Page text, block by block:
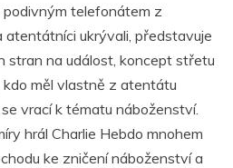
telefonátem z
atentátníci ukrývali, představuje
stran na událost, koncept střetu
měl vlastně z atentátu
vrací k tématu náboženství.
hrál Charlie Hebdo mnohem
ke zničení náboženství a